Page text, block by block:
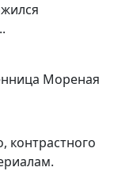
Мореная
контрастного